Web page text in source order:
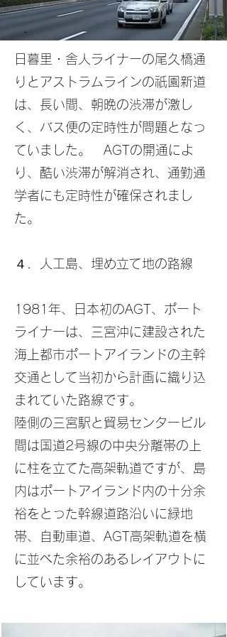
日暮里・舎人ライナーの尾久橋通
りとアストラムラインの祇園新道
は、長い間、朝晩の渋滞が激し
く、バス便の定時性が問題となっ
ていました。 AGTの開通によ
り、酷い渋滞が解消され、通勤通
学者にも定時性が確保されまし
た。
​４．人工島、埋め立て地の路線
1981年、日本初のAGT、ポート
ライナーは、三宮沖に建設された
海上都市ポートアイランドの主幹
交通として当初から計画に織り込
まれていた路線です。
陸側の三宮駅と貿易センタービル
間は国道2号線の中央分離帯の上
に柱を立てた高架軌道ですが、島
内はポートアイランド内の十分余
裕をとった幹線道路沿いに緑地
帯、自動車道、AGT高架軌道を横
に並べた余裕のあるレイアウトに
しています。